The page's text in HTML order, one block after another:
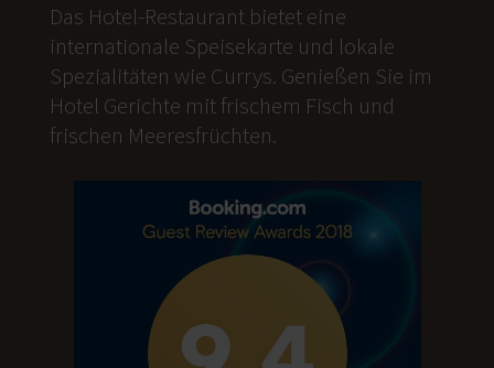
Das Hotel-Restaurant bietet eine
internationale Speisekarte und lokale
Spezialitäten wie Currys. Genießen Sie im
Hotel Gerichte mit frischem Fisch und
frischen Meeresfrüchten.